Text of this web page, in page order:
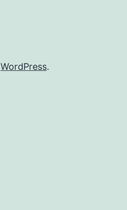
WordPress.